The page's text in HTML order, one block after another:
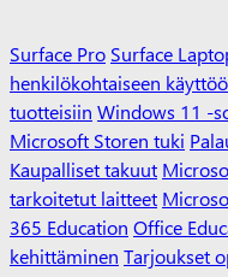
Surface Pro Surface
henkilökohtaiseen
tuotteisiin Windows 11 -
Microsoft Storen tuki
Kaupalliset takuut
tarkoitetut laitteet
365 Education Office
kehittäminen Tarjoukset